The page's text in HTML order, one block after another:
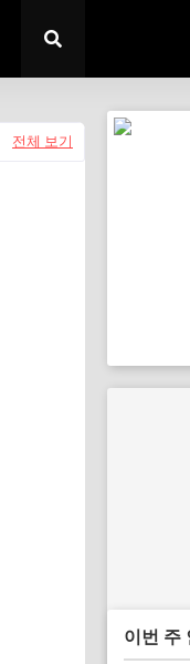
전체 보기
이번 주